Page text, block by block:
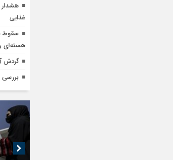
هشدار
غذایی
سقوط
هسته‌ای
گردش
بررسی